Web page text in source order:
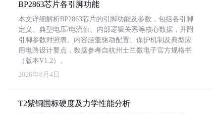
BP2863芯片各引脚功能
本文详细解析BP2863芯片的引脚功能及参数，包括各引脚
定义、典型电压/电流值、内部逻辑关系等核心数据，并附
引脚参数对照表。内容涵盖驱动配置、保护机制及典型应
用电路设计要点，数据参考自杭州士兰微电子官方规格书
（版本V1.2）。
2026年8月4日
T2紫铜国标硬度及力学性能分析